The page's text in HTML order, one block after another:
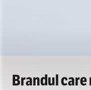
Brandul